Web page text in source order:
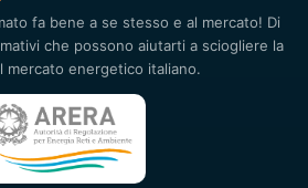
fa bene a se stesso e al mercato! Di
che possono aiutarti a sciogliere la
mercato energetico italiano.